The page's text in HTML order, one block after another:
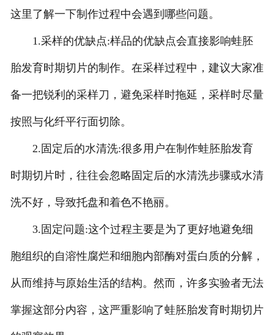
- 广东医学教学
- 广东传统医学类
- 广东中小学实验指导书
这里了解一下制作过程中会遇到哪些问题。
1.采样的优缺点:样品的优缺点会直接影响蛙胚
胎发育时期切片的制作。在采样过程中，建议大家准
备一把锐利的采样刀，避免采样时拖延，采样时尽量
按照与化纤平行面切除。
2.固定后的水清洗:很多用户在制作蛙胚胎发育
时期切片时，往往会忽略固定后的水清洗步骤或水清
洗不好，导致托盘和着色不艳丽。
3.固定问题:这个过程主要是为了更好地避免细
胞组织的自溶性腐烂和细胞内部酶对蛋白质的分解，
从而维持与原始生活的结构。然而，许多实验者无法
掌握这部分内容，这严重影响了蛙胚胎发育时期切片